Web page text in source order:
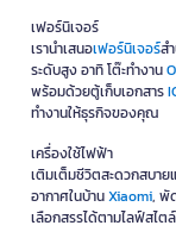
เฟอร์นิเจอร์
เรานำเสนอเฟอร์นิเจอร์ส
ระดับสูง อาทิ โต๊ะทำงาน
พร้อมด้วยตู้เก็บเอกสาร
ทำงานให้ธุรกิจของคุณ
เครื่องใช้ไฟฟ้า
เติมเต็มชีวิตสะดวกสบา
อากาศในบ้านXiaomi, พั
เลือกสรรได้ตามไลฟ์สไ